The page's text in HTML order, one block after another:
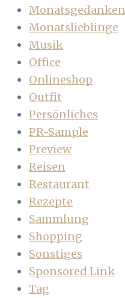
Monatsgedanken
Monatslieblinge
Musik
Office
Onlineshop
Outfit
Persönliches
PR-Sample
Preview
Reisen
Restaurant
Rezepte
Sammlung
Shopping
Sonstiges
Sponsored Link
Tag